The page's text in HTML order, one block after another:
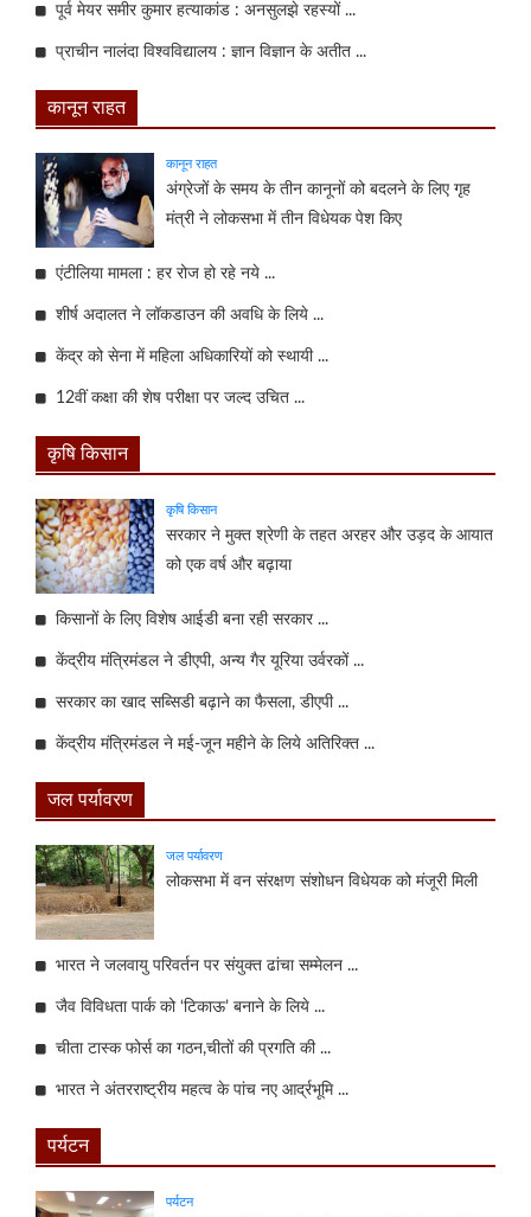
पूर्व मेयर समीर कुमार हत्याकांड : अनसुलझे रहस्यों ...
प्राचीन नालंदा विश्वविद्यालय : ज्ञान विज्ञान के अतीत ...
कानून राहत
कानून राहत
अंग्रेजों के समय के तीन कानूनों को बदलने के लिए गृह
मंत्री ने लोकसभा में तीन विधेयक पेश किए
एंटीलिया मामला : हर रोज हो रहे नये ...
शीर्ष अदालत ने लॉकडाउन की अवधि के लिये ...
केंद्र को सेना में महिला अधिकारियों को स्थायी ...
12वीं कक्षा की शेष परीक्षा पर जल्द उचित ...
कृषि किसान
कृषि किसान
सरकार ने मुक्त श्रेणी के तहत अरहर और उड़द के आयात
को एक वर्ष और बढ़ाया
किसानों के लिए विशेष आईडी बना रही सरकार ...
केंद्रीय मंत्रिमंडल ने डीएपी, अन्य गैर यूरिया उर्वरकों ...
सरकार का खाद सब्सिडी बढ़ाने का फैसला, डीएपी ...
केंद्रीय मंत्रिमंडल ने मई-जून महीने के लिये अतिरिक्त ...
जल पर्यावरण
जल पर्यावरण
लोकसभा में वन संरक्षण संशोधन विधेयक को मंजूरी मिली
भारत ने जलवायु परिवर्तन पर संयुक्त ढांचा सम्मेलन ...
जैव विविधता पार्क को ‘टिकाऊ’ बनाने के लिये ...
चीता टास्क फोर्स का गठन,चीतों की प्रगति की ...
भारत ने अंतरराष्ट्रीय महत्व के पांच नए आर्द्रभूमि ...
पर्यटन
पर्यटन